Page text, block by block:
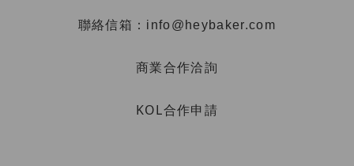
聯絡信箱：info@heybaker.com
商業合作洽詢
KOL合作申請